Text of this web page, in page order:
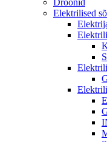
Droonid
Elektrilised